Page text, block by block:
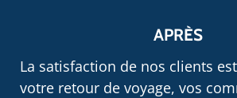
APRÈS
La satisfaction de nos clients
votre retour de voyage, vos